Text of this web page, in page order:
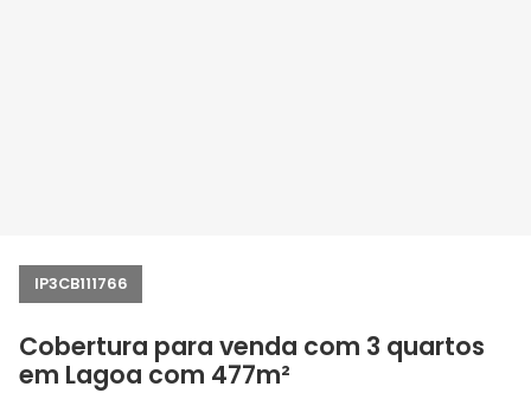
IP3CB111766
Cobertura para venda com 3 quartos
em Lagoa com 477m²